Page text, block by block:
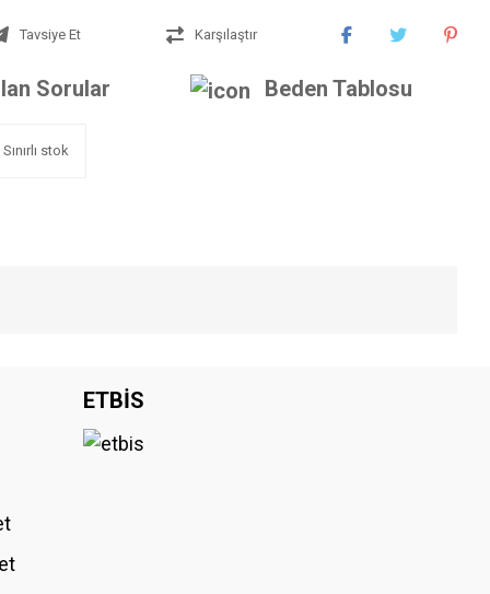
Tavsiye Et Karşılaştır
Sorular Beden Tablosu
Sınırlı stok
ETBİS